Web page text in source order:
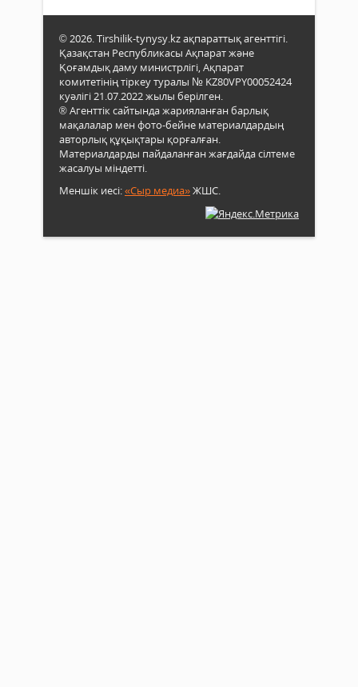
© 2026. Tirshilik-tynysy.kz ақпараттық агенттігі.
Қазақстан Республикасы Ақпарат және
Қоғамдық даму министрлігі, Ақпарат
комитетінің тіркеу туралы № KZ80VPY00052424
куәлігі 21.07.2022 жылы берілген.
® Агенттік сайтында жарияланған барлық
мақалалар мен фото-бейне материалдардың
авторлық құқықтары қорғалған.
Материалдарды пайдаланған жағдайда сілтеме
жасалуы міндетті.
Меншік иесі:«Сыр медиа»ЖШС.